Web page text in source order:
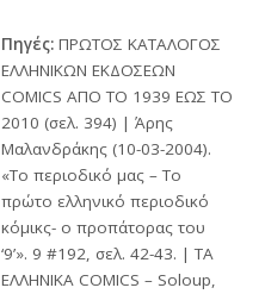
Πηγές:ΠΡΩΤΟΣ ΚΑΤΑΛΟΓΟΣ
ΕΛΛΗΝΙΚΩΝ ΕΚΔΟΣΕΩΝ
COMICS ΑΠΟ ΤΟ 1939 ΕΩΣ ΤΟ
2010 (σελ. 394) | Άρης
Μαλανδράκης (10-03-2004).
«Το περιοδικό μας – Το
πρώτο ελληνικό περιοδικό
κόμικς- ο προπάτορας του
‘9’». 9 #192, σελ. 42-43. | ΤΑ
ΕΛΛΗΝΙΚΑ COMICS – Soloup,